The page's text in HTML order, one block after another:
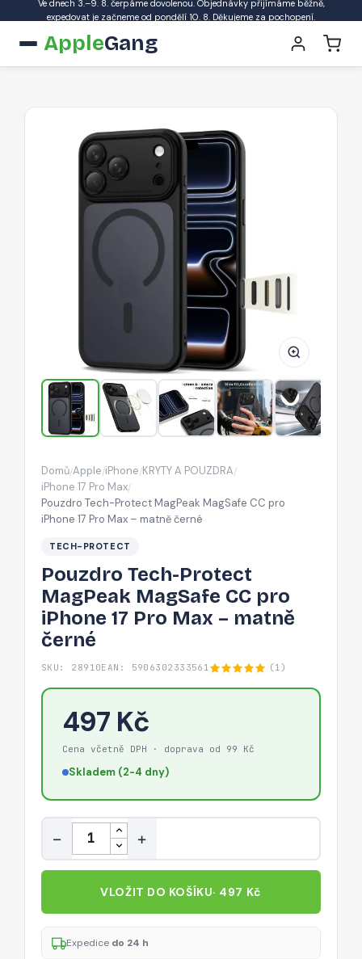
Ve dnech 3.–9. 8. čerpáme dovolenou. Objednávky přijímáme běžně,
expedovat je začneme od pondělí 10. 8. Děkujeme za pochopení.
AppleGang
Pouzdro
Tech-
Protect
MagPeak
MagSafe
CC
pro
iPhone
17
Pro
matně
černé
Domů/Apple/iPhone/KRYTY A POUZDRA/
iPhone 17 Pro Max/
Pouzdro Tech-Protect MagPeak MagSafe CC pro
iPhone 17 Pro Max – matně černé
TECH-PROTECT
Pouzdro Tech-Protect
MagPeak MagSafe CC pro
iPhone 17 Pro Max – matně
černé
SKU: 28910EAN: 5906302333561 (1)
497 Kč
Cena včetně DPH · doprava od 99 Kč
Skladem (2-4 dny)
Množství
− +
VLOŽIT DO KOŠÍKU· 497 Kč
Expedice do 24 h